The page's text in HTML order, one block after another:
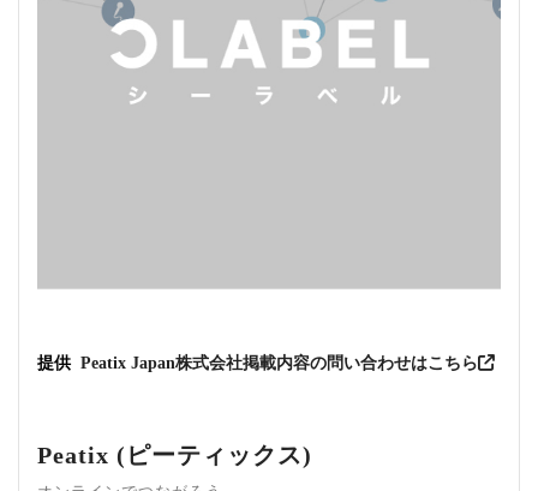
提供 Peatix Japan株式会社掲載内容の問い合わせはこちら
Peatix (ピーティックス)